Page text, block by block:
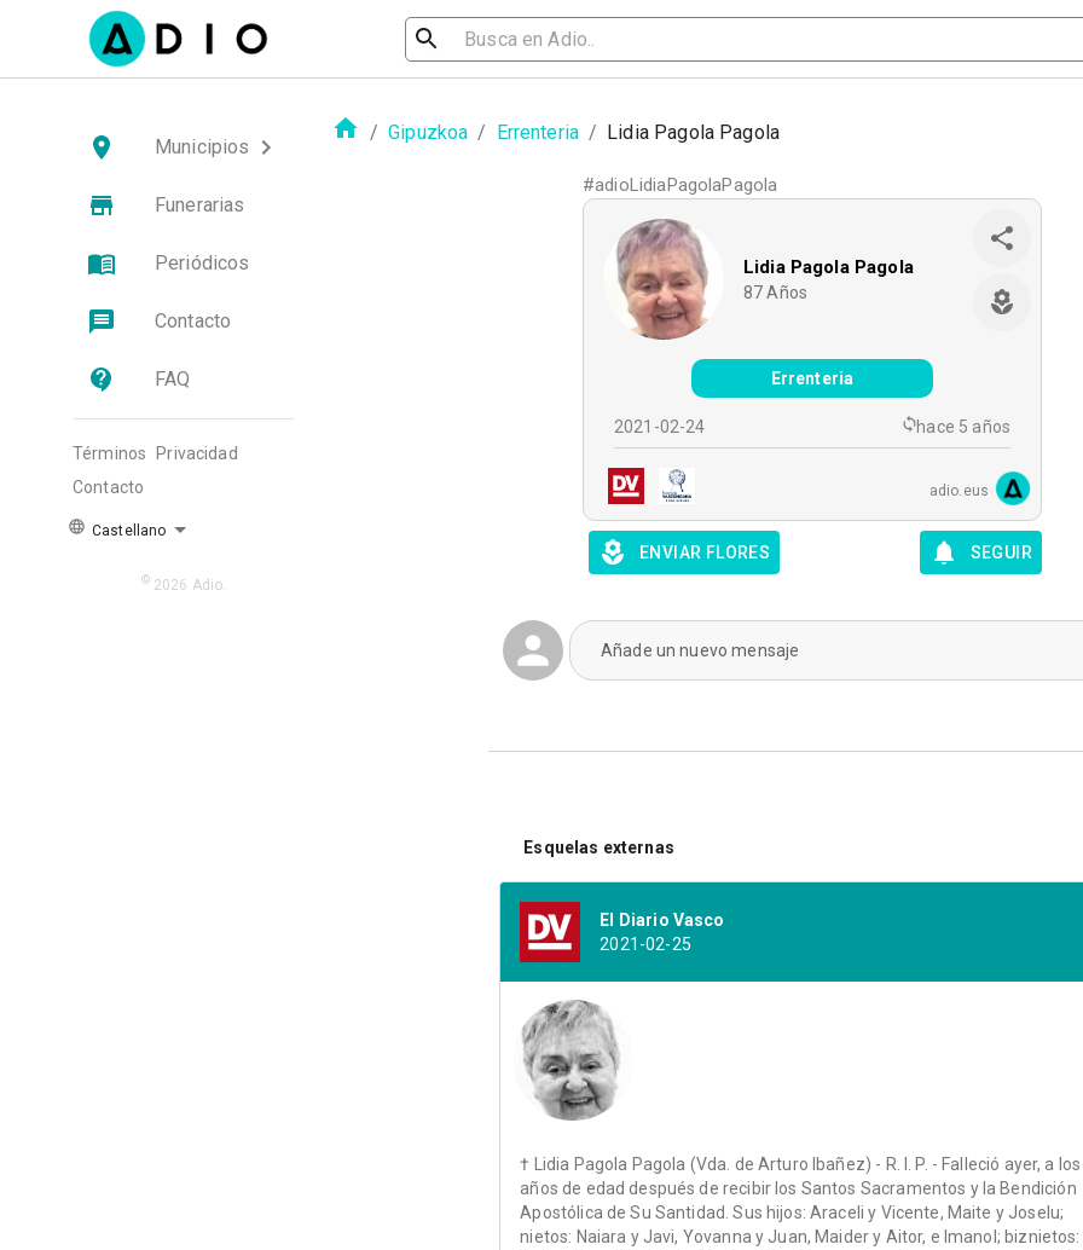
Municipios
Funerarias
Periódicos
Contacto
FAQ
Términos
Privacidad
Contacto
Castellano
© 2026 Adio.
/ Gipuzkoa / Errenteria / Lidia Pagola Pagola
#adioLidiaPagolaPagola
Lidia Pagola Pagola
87 Años
Errenteria
2021-02-24 hace 5 años
adio.eus
ENVIAR FLORES SEGUIR
Añade un nuevo mensaje
Esquelas externas
El Diario Vasco
2021-02-25
† Lidia Pagola Pagola (Vda. de Arturo Ibañez) - R. I. P. - Falleció ayer, a
años de edad después de recibir los Santos Sacramentos y la Bendición
Apostólica de Su Santidad. Sus hijos: Araceli y Vicente, Maite y Joselu;
nietos: Naiara y Javi, Yovanna y Juan, Maider y Aitor, e Imanol; biznietos: